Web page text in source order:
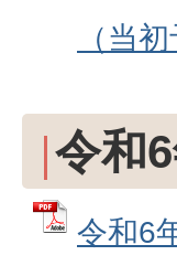
（当
令和
令和6